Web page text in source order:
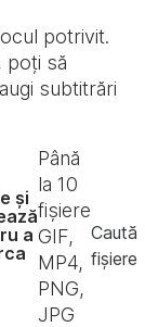
potrivit.
poți să
subtitrări
și
a
Până
la 10
fișiere
GIF,
MP4,
PNG,
JPG
Caută
fișiere